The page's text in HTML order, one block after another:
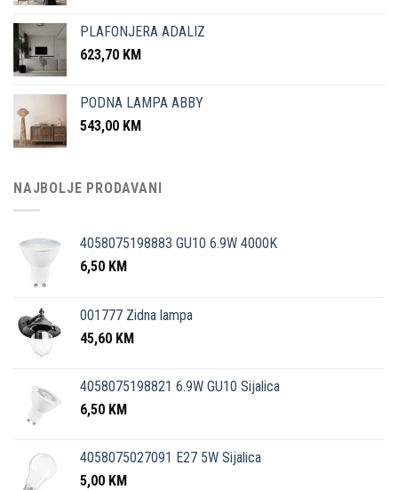
PLAFONJERA ADALIZ
623,70 KM
PODNA LAMPA ABBY
543,00 KM
NAJBOLJE PRODAVANI
4058075198883 GU10 6.9W 4000K
6,50 KM
001777 Zidna lampa
45,60 KM
4058075198821 6.9W GU10 Sijalica
6,50 KM
4058075027091 E27 5W Sijalica
5,00 KM